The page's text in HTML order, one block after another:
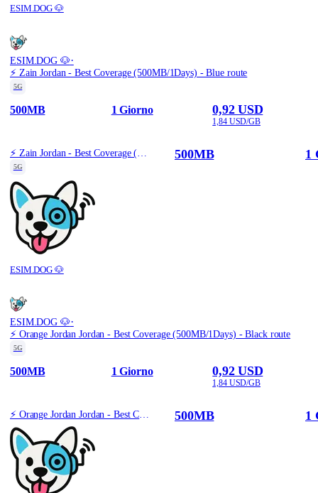
ESIM.DOG 🐶
ESIM.DOG 🐶·
⚡️ Zain Jordan - Best Coverage (500MB/1Days) - Blue route
5G
500MB 1 Giorno 0,92 USD
1,84 USD/GB
5G
ESIM.DOG 🐶
500MB 1
ESIM.DOG 🐶·
⚡️ Orange Jordan Jordan - Best Coverage (500MB/1Days) - Black route
5G
500MB 1 Giorno 0,92 USD
1,84 USD/GB
500MB 1